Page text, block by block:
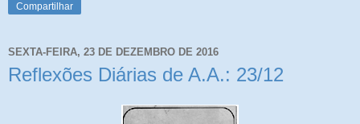
Compartilhar
SEXTA-FEIRA, 23 DE DEZEMBRO DE 2016
Reflexões Diárias de A.A.: 23/12